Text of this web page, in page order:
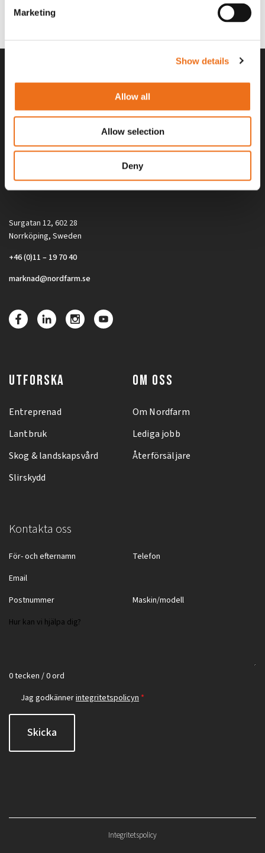
Marketing
Show details
Allow all
Allow selection
Deny
Alla priser på tillbehör och tillval gäller vid köp av ny maskin. Priserna
gäller inte vid köp av enskild produkt, till exempel
Surgatan 12, 602 28
Norrköping, Sweden
+46 (0)11 – 19 70 40
marknad@nordfarm.se
UTFORSKA
Entreprenad
Lantbruk
Skog & landskapsvård
Slirskydd
OM OSS
Om Nordfarm
Lediga jobb
Återförsäljare
Kontakta oss
0 tecken / 0 ord
Jag godkännerintegritetspolicyn *
Skicka
Integritetspolicy